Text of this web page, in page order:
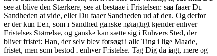
see at blive den Stærkere, see at bestaae i Fristelsen: saa faaer Du
Sandheden at vide, eller Du faaer Sandheden ud af den. Og derfor
er der kun Een, som i Sandhed ganske nøiagtigt kjender enhver
Fristelses Størrelse, og ganske kan sætte sig i Enhvers Sted, der
bliver fristet: Han, der selv blev forsøgt i alle Ting i lige Maade,
fristet, men som bestod i enhver Fristelse. Tag Dig da iagt, mere og